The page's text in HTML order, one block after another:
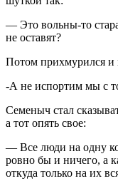
— Это вольны-то
не оставят?
Потом прихмурился и
-А не испортим мы с
Семеныч стал
а тот опять свое:
— Все люди на одну
ровно бы и ничего, а
откуда только на их